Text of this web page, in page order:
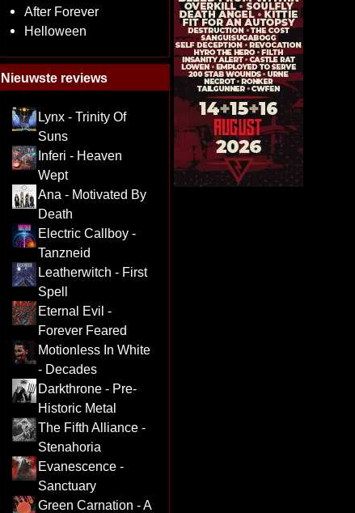
After Forever
Helloween
Nieuwste reviews
Lynx - Trinity Of
Suns
Inferi - Heaven
Wept
Ana - Motivated By
Death
Electric Callboy -
Tanzneid
Leatherwitch - First
Spell
Eternal Evil -
Forever Feared
Motionless In White
- Decades
Darkthrone - Pre-
Historic Metal
The Fifth Alliance -
Stenahoria
Evanescence -
Sanctuary
Green Carnation - A